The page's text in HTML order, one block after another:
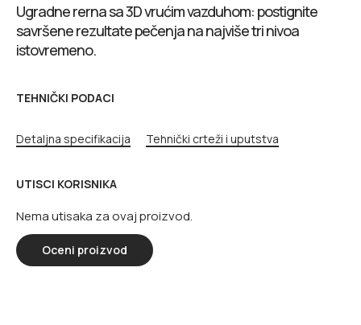
Ugradne rerna sa 3D vrućim vazduhom: postignite
savršene rezultate pečenja na najviše tri nivoa
istovremeno.
TEHNIČKI PODACI
Detaljna specifikacija Tehnički crteži i uputstva
UTISCI KORISNIKA
Nema utisaka za ovaj proizvod.
Oceni proizvod